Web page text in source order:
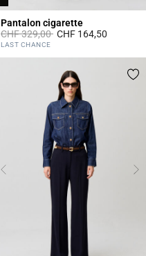
Pantalon cigarette
Prix réduit à partir de
CHF 329,00àCHF 164,50
3.8 out of 5 Customer Rating
LAST CHANCE